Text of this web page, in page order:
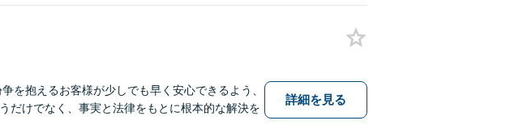
を抱えるお客様が少しでも早く安心できるよう、
だけでなく、事実と法律をもとに根本的な解決を
詳細を見る